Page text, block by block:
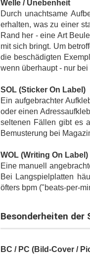
Welle / Unebenheit
Durch unachtsame
erhalten, was zu einer
Rand her - eine Art
mit sich bringt. Um
die beschädigten
wenn überhaupt - nur
SOL (Sticker On Label)
Ein aufgebrachter
oder einen
seltenen Fällen gibt es
Bemusterung bei
WOL (Writing On Label)
Eine manuell
Bei Langspielplatten
öfters bpm ("beats-per-
Besonderheiten
BC / PC (Bild-Cover /